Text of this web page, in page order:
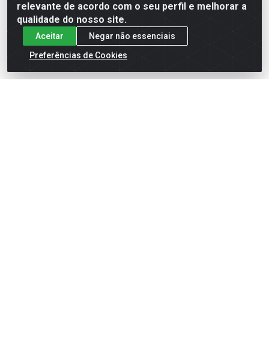
relevante de acordo com o seu perfil e melhorar a
qualidade do nosso site.
Aceitar
Negar não essenciais
Preferências de Cookies